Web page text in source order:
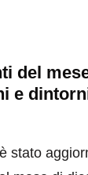
del
e
stato